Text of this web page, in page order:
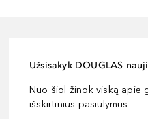
Užsisakyk DOUGLAS
Nuo šiol žinok viską apie
išskirtinius pasiūlymus